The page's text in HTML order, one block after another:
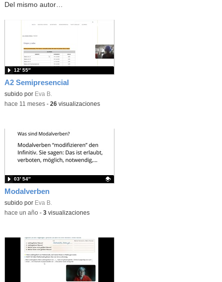
Del mismo autor…
A2 Semipresencial
subido por Eva B.
12′ 55″
-hace 11 meses- 26visualizaciones
Modalverben
Contenido educativo.
subido por Eva B.
03′ 54″
-hace un año- 3visualizaciones